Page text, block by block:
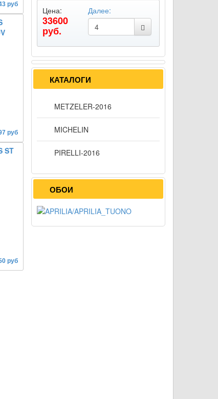
руб
руб
ST
руб
Цена:
33600
руб.
Далее:
КАТАЛОГИ
METZELER-2016
MICHELIN
PIRELLI-2016
ОБОИ